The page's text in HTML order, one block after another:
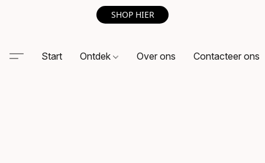
SHOP HIER
Start Ontdek Over ons Contacteer ons